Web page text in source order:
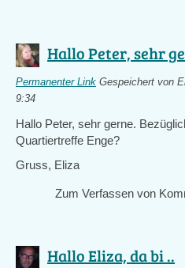
Hallo Peter, sehr
Permanenter Link Gespeichert von
9:34
Hallo Peter, sehr gerne.
Quartiertreffe Enge?
Gruss, Eliza
Zum Verfassen von
Hallo Eliza, da bi ..